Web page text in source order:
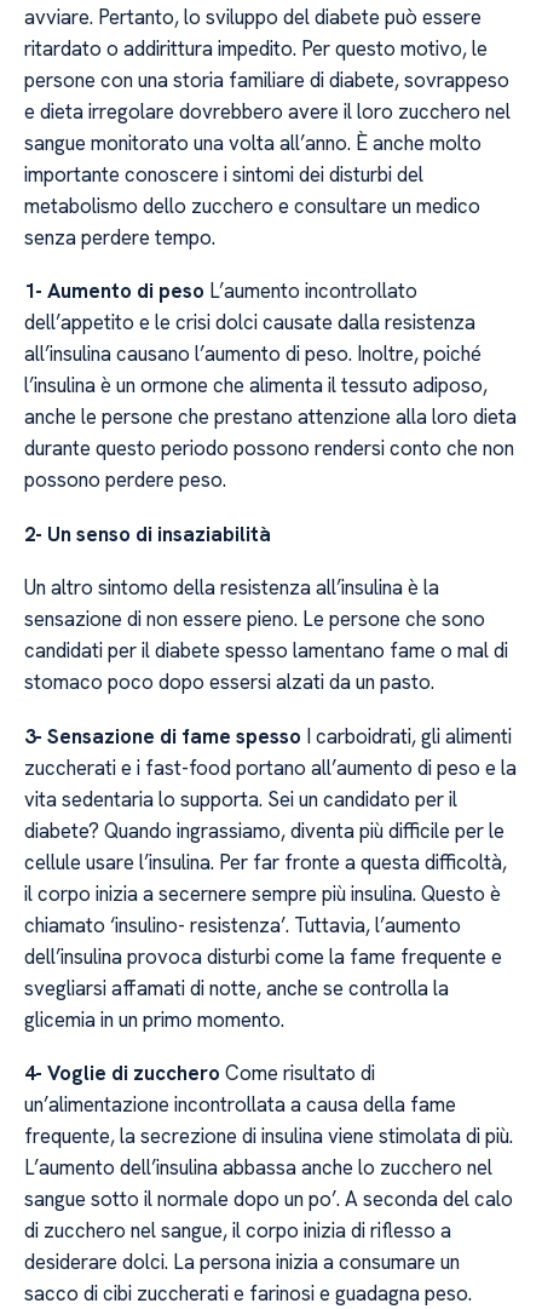
avviare. Pertanto, lo sviluppo del diabete può essere
ritardato o addirittura impedito. Per questo motivo, le
persone con una storia familiare di diabete, sovrappeso
e dieta irregolare dovrebbero avere il loro zucchero nel
sangue monitorato una volta all’anno. È anche molto
importante conoscere i sintomi dei disturbi del
metabolismo dello zucchero e consultare un medico
senza perdere tempo.
1- Aumento di peso L’aumento incontrollato
dell’appetito e le crisi dolci causate dalla resistenza
all’insulina causano l’aumento di peso. Inoltre, poiché
l’insulina è un ormone che alimenta il tessuto adiposo,
anche le persone che prestano attenzione alla loro dieta
durante questo periodo possono rendersi conto che non
possono perdere peso.
2- Un senso di insaziabilità
Un altro sintomo della resistenza all’insulina è la
sensazione di non essere pieno. Le persone che sono
candidati per il diabete spesso lamentano fame o mal di
stomaco poco dopo essersi alzati da un pasto.
3- Sensazione di fame spesso I carboidrati, gli alimenti
zuccherati e i fast-food portano all’aumento di peso e la
vita sedentaria lo supporta. Sei un candidato per il
diabete? Quando ingrassiamo, diventa più difficile per le
cellule usare l’insulina. Per far fronte a questa difficoltà,
il corpo inizia a secernere sempre più insulina. Questo è
chiamato ‘insulino- resistenza’. Tuttavia, l’aumento
dell’insulina provoca disturbi come la fame frequente e
svegliarsi affamati di notte, anche se controlla la
glicemia in un primo momento.
4- Voglie di zucchero Come risultato di
un’alimentazione incontrollata a causa della fame
frequente, la secrezione di insulina viene stimolata di più.
L’aumento dell’insulina abbassa anche lo zucchero nel
sangue sotto il normale dopo un po’. A seconda del calo
di zucchero nel sangue, il corpo inizia di riflesso a
desiderare dolci. La persona inizia a consumare un
sacco di cibi zuccherati e farinosi e guadagna peso.